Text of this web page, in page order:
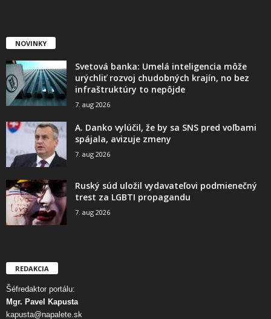
NOVINKY
Svetová banka: Umelá inteligencia môže
urýchliť rozvoj chudobných krajín, no bez
infraštruktúry to nepôjde
7. aug 2026
A. Danko vylúčil, že by sa SNS pred voľbami
spájala, avizuje zmeny
7. aug 2026
Ruský súd uložil vydavateľovi podmienečný
trest za LGBTI propagandu
7. aug 2026
REDAKCIA
Šéfredaktor portálu:
Mgr. Pavel Kapusta
kapusta@napalete.sk